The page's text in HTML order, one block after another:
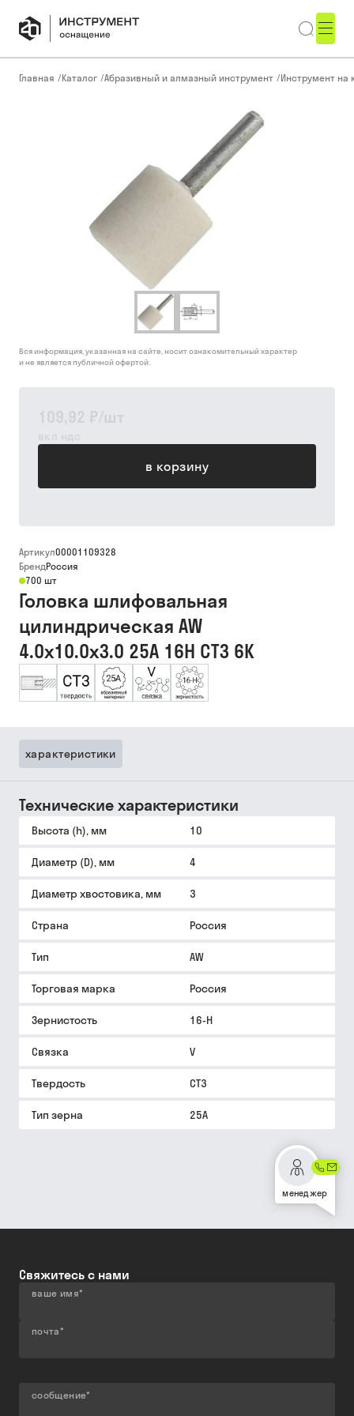
Главная /Каталог /Абразивный и алмазный инструмент /Инструмент на
109,92 ₽/шт
вкл ндс
в корзину
Вся информация, указанная на сайте, носит ознакомительный характер
и не является публичной офертой.
Артикул00001109328
БрендРоссия
700 шт
Головка шлифовальная
цилиндрическая AW
4.0х10.0х3.0 25А 16Н СТ3 6К
характеристики
Технические характеристики
Высота (h), мм 10
Диаметр (D), мм 4
Диаметр хвостовика, мм 3
Страна Россия
Тип AW
Торговая марка Россия
Зернистость 16-Н
Связка V
Твердость СТ3
Тип зерна 25A
менеджер
Свяжитесь с нами
ваше имя*
почта*
сообщение*